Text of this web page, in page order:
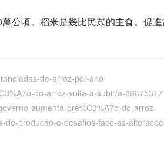
公頃。稻米是幾比民眾的主食。促
de-arroz-por-ano
do-arroz-volta-a-subir/a-68875317
aumenta-pre%C3%A7o-do-arroz
producao-e-desafios-face-as-